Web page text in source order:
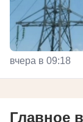
вчера в 09:18
Главное